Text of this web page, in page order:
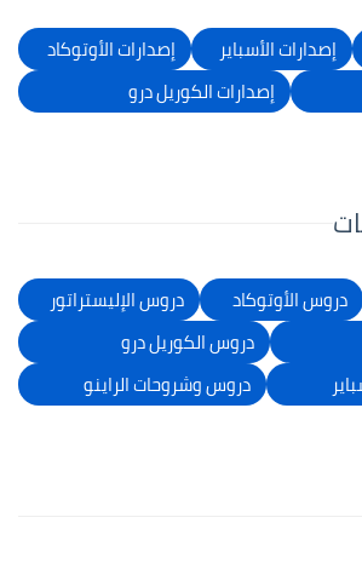
إصدارات الأسباير
إصدارات الأوتوكاد
إصدارات الكوريل درو
الأوتوكاد
دروس الإليستراتور
دروس الكوريل درو
دروس وشروحات الراينو